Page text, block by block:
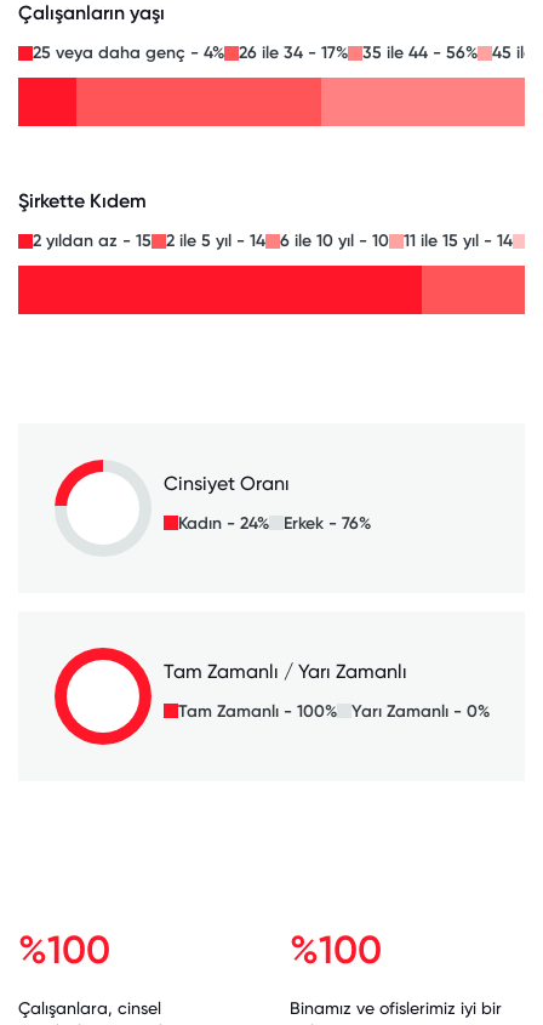
Çalışanların yaşı
25 veya daha genç - 4% 26 ile 34 - 17% 35 ile 44 - 56% 45 ile
Şirkette Kıdem
2 yıldan az - 15 2 ile 5 yıl - 14 6 ile 10 yıl - 10 11 ile 15 yıl - 14
Cinsiyet Oranı
Kadın - 24% Erkek - 76%
Tam Zamanlı / Yarı Zamanlı
Tam Zamanlı - 100% Yarı Zamanlı - 0%
%100
Çalışanlara, cinsel
%100
Binamız ve ofislerimiz iyi bir